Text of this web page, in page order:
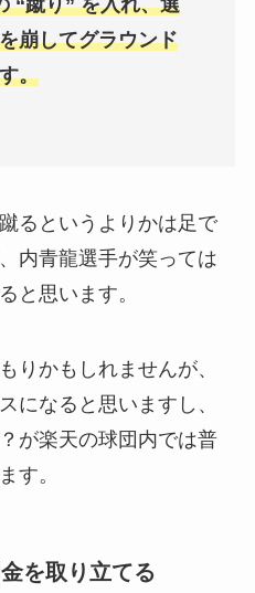
“蹴り” を入れ、選
崩してグラウンド
。
る というよりかは足で
内青龍選手が笑っては
と思います。
りかもしれませんが、
になると思いますし、
が楽天の球団内では普
す。
を取り立てる